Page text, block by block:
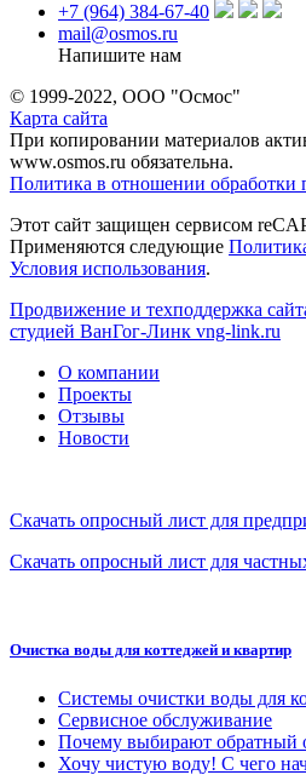
+7 (964) 384-67-40
mail@osmos.ru
Напишите нам
© 1999-2022, ООО "Осмос"
Карта сайта
При копировании материалов
www.osmos.ru обязательна.
Политика в отношении обработки
Этот сайт защищен сервисом
Применяются следующие
Условия использования.
Продвижение и техподдержка
студией ВанГог-Линк vng-link.ru
О компании
Проекты
Отзывы
Новости
Скачать опросный лист для
Скачать опросный лист для
Очистка воды для коттеджей и квартир
Системы очистки воды для
Сервисное обслуживание
Почему выбирают обратный
Хочу чистую воду! С чего